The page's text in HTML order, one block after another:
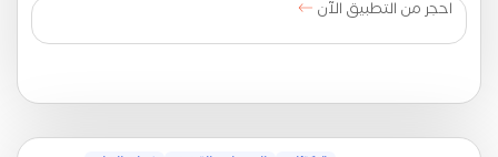
احجر من التطبيق الآن